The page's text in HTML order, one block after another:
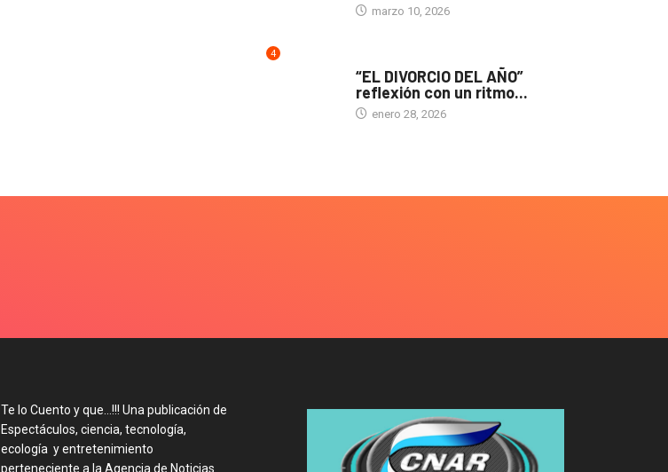
marzo 10, 2026
4
“EL DIVORCIO DEL AÑO”
reflexión con un ritmo...
enero 28, 2026
Te lo Cuento y que…!!! Una publicación de
Espectáculos, ciencia, tecnología,
ecología y entretenimiento
perteneciente a la Agencia de Noticias